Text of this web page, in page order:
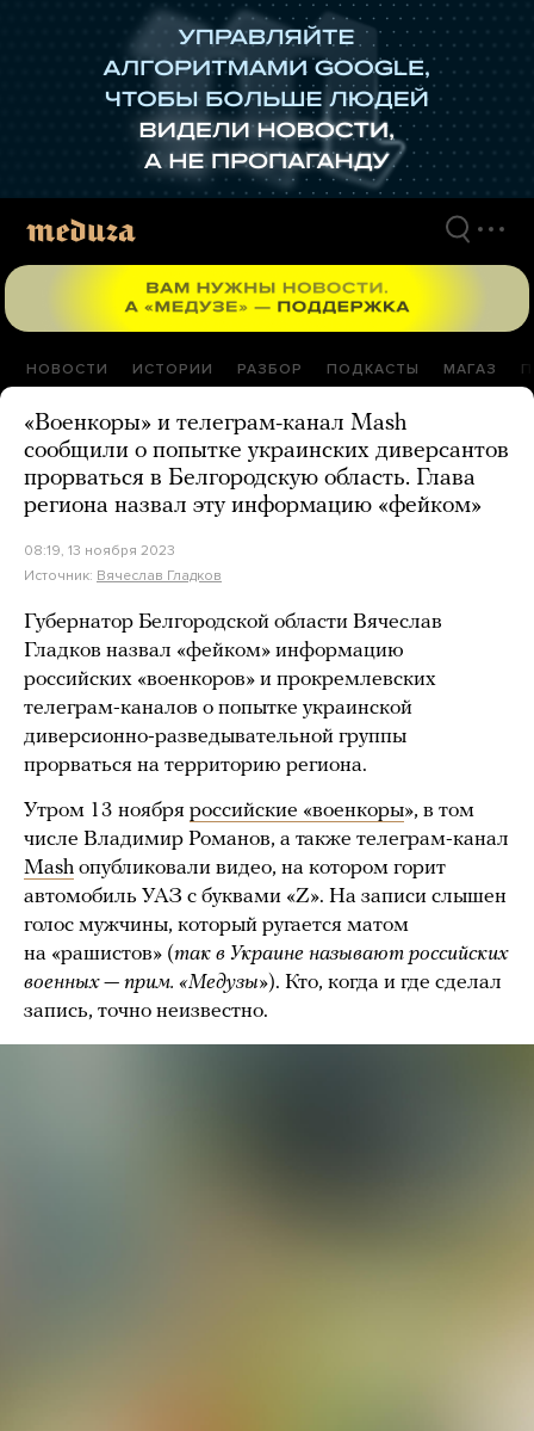
НОВОСТИ ИСТОРИИ РАЗБОР ПОДКАСТЫ МАГАЗ
«Военкоры» и телеграм-канал Mash
сообщили о попытке украинских диверсантов
прорваться в Белгородскую область. Глава
региона назвал эту информацию «фейком»
08:19, 13 ноября 2023
Источник: Вячеслав Гладков
Губернатор Белгородской области Вячеслав
Гладков назвал «фейком» информацию
российских «военкоров» и прокремлевских
телеграм-каналов о попытке украинской
диверсионно-разведывательной группы
прорваться на территорию региона.
Утром 13 ноября российские «военкоры», в том
числе Владимир Романов, а также телеграм-канал
Mash опубликовали видео, на котором горит
автомобиль УАЗ с буквами «Z». На записи слышен
голос мужчины, который ругается матом
на «рашистов» (так в Украине называют российских
военных — прим. «Медузы»). Кто, когда и где сделал
запись, точно неизвестно.